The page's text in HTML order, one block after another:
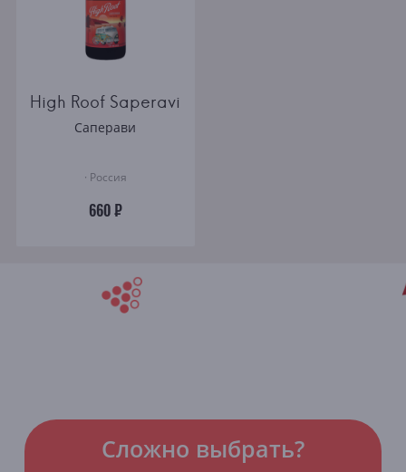
High Roof Saperavi
Саперави
· Россия
660 ₽
Сложно выбрать?